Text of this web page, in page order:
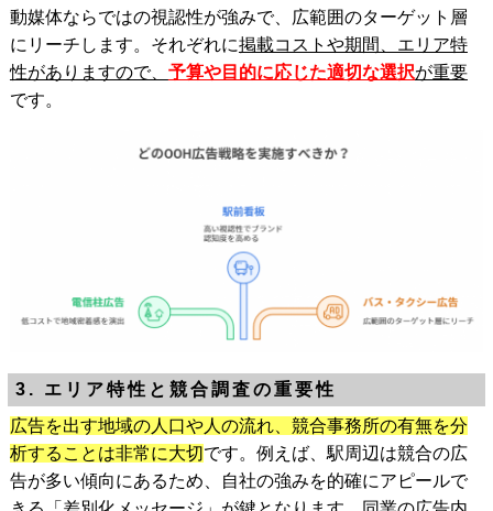
動媒体ならではの視認性が強みで、広範囲のターゲット層
にリーチします。それぞれに掲載コストや期間、エリア特
性がありますので、 予算や目的に応じた適切な選択が重要
です。
3. エリア特性と競合調査の重要性
広告を出す地域の人口や人の流れ、競合事務所の有無を分
析することは非常に大切 です。例えば、駅周辺は競合の広
告が多い傾向にあるため、自社の強みを的確にアピールで